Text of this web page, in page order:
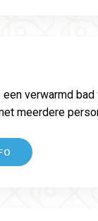
een verwarmd
meerdere